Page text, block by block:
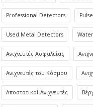
Professional Detectors
Used Metal Detectors
Ανιχνευτές Ασφαλείας
Ανιχνευτές του Κόσμου
Αποστατικοί Ανιχνευτές